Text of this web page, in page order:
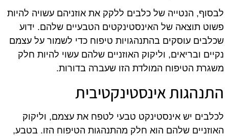
לבסוף, הנטייה של כלבים ללקק את אוזניהם עשויה להיות
פשוט תוצאה של האינסטינקטים הטבעיים שלהם. ידוע
שכלבים עוסקים בהתנהגויות טיפוח כדי לשמור על עצמם
נקיים ובריאים, וליקוק האוזניים שלהם עשוי להיות חלק
משגרת הטיפוח המולדת הזו שעברה בדורות.
התנהגות אינסטינקטיבית
לכלבים יש אינסטינקט טבעי לטפח את עצמם, וליקוק
האוזניים שלהם הוא חלק מהתנהגות הטיפוח הזו. בטבע,